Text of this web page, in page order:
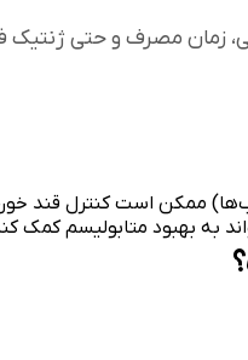
زمان مصرف و حتی ژنتیک
ممکن است کنترل قند خون
به بهبود متابولیسم کمک